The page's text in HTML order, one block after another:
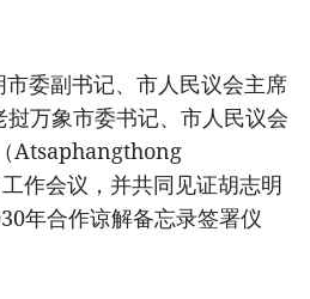
市委副书记、市人民议会主席
万象市委书记、市人民议会
Atsaphangthong
作会议，并共同见证胡志明
年合作谅解备忘录签署仪